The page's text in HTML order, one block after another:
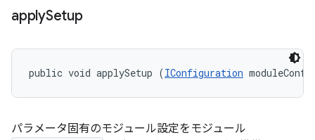
applySetup
public void applySetup (IConfiguration
パラメータ固有のモジュール設定をモジュール